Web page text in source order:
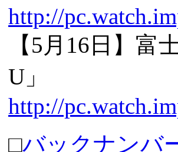
http://
【5月16日】富
U」
http://
□バックナンバ